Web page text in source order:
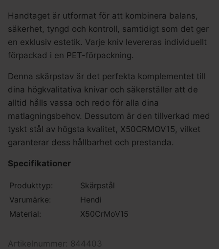
Handtaget är utformat för att kombinera balans,
säkerhet, tyngd och kontroll, samtidigt som det ger
en exklusiv estetik. Varje kniv levereras individuellt
förpackad i en PET-förpackning.
Denna skärpstav är det perfekta komplementet till
dina högkvalitativa knivar och säkerställer att de
alltid hålls vassa och redo för alla dina
matlagningsbehov. Dessutom är den tillverkad med
tyskt stål av högsta kvalitet, X50CRMOV15, vilket
garanterar dess hållbarhet och prestanda.
Specifikationer
Produkttyp:
Skärpstål
Varumärke:
Hendi
Material:
X50CrMoV15
Artikelnummer: 844403